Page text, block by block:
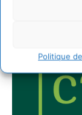
Politique